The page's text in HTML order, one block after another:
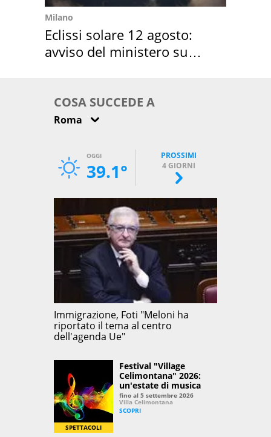
Milano
Eclissi solare 12 agosto:
avviso del ministero su